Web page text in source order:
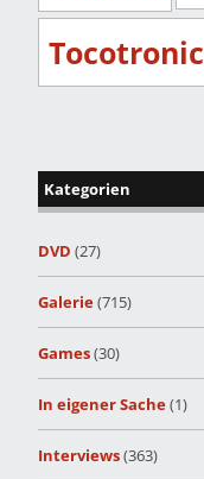
Tocotronic
Kategorien
DVD (27)
Galerie(715)
Games(30)
In eigener Sache(1)
Interviews(363)